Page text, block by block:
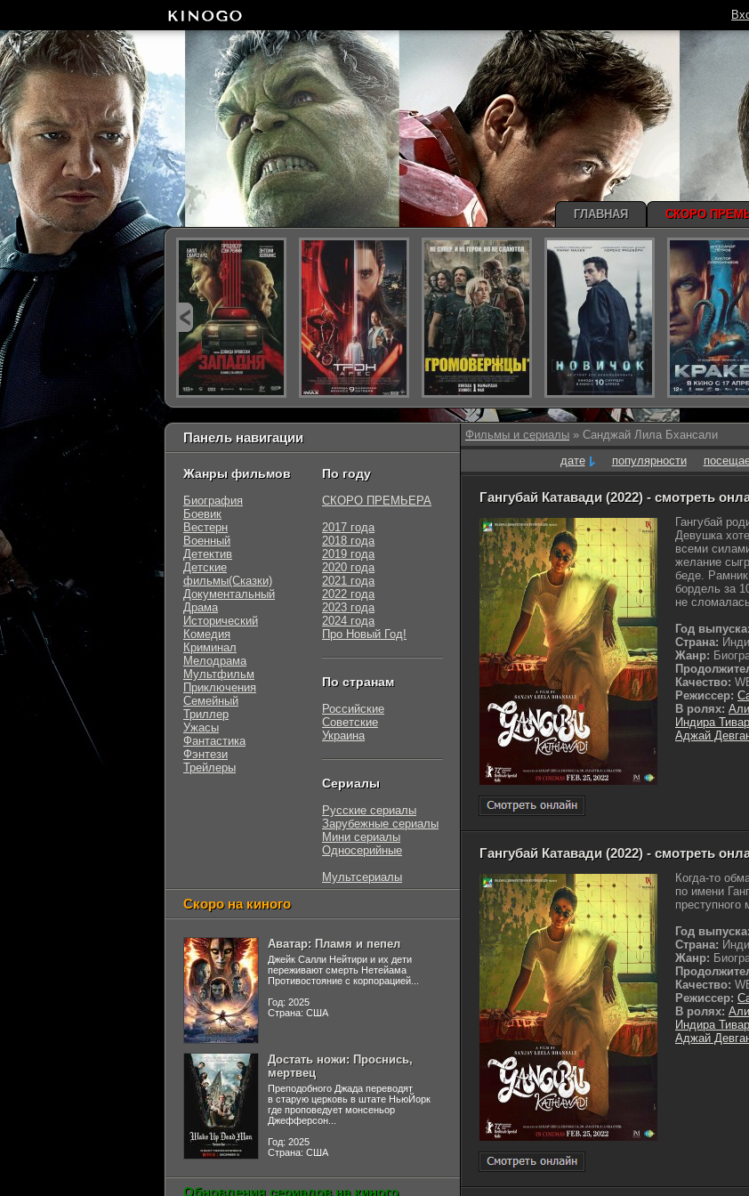
Фильмы и сериалы » Санджай Лила Бхансали
дате
популярности
Гангубай Катавади (2022) - смотреть
Гангубай
Девушка
всеми
желание
беде.
бордель за
не
Год выпуска:
Страна:
Жанр:
Качество:
Режиссер:
В ролях:
Индира
Аджай
Гангубай Катавади (2022) - смотреть
Когда-то
по имени
Год выпуска:
Страна:
Жанр:
Качество:
Режиссер:
В ролях:
Индира
Аджай
Панель навигации
Жанры фильмов
Биография
Боевик
Вестерн
Военный
Детектив
Детские
фильмы(Сказки)
Документальный
Драма
Исторический
Комедия
Криминал
Мелодрама
Мультфильм
Приключения
Семейный
Триллер
Ужасы
Фантастика
Фэнтези
Трейлеры
По году
СКОРО ПРЕМЬЕРА
2017 года
2018 года
2019 года
2020 года
2021 года
2022 года
2023 года
2024 года
Про Новый Год!
По странам
Российские
Советские
Украина
Сериалы
Русские сериалы
Зарубежные сериалы
Мини сериалы
Односерийные
Мультсериалы
Скоро на киного
Аватар: Пламя и пепел
Джейк Салли Нейтири и их дети
переживают смерть Нетейама
Противостояние с корпорацией...
Год: 2025
Страна: США
Достать ножи: Проснись,
мертвец
Преподобного Джада переводят
в старую церковь в штате НьюЙорк
где проповедует монсеньор
Джефферсон...
Год: 2025
Страна: США
Обновления сериалов на киного
ГЛАВНАЯ СКОРО